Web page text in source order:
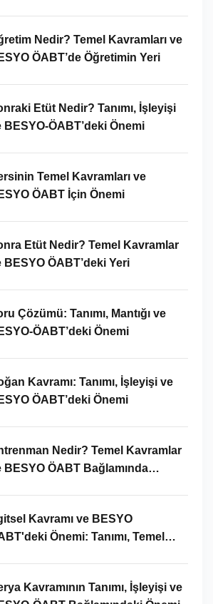
Nedir? Temel Kavramları ve
ÖABT’de Öğretimin Yeri
Etüt Nedir? Tanımı, İşleyişi
BESYO-ÖABT’deki Önemi
Temel Kavramları ve
ÖABT İçin Önemi
Etüt Nedir? Temel Kavramlar
BESYO ÖABT’deki Yeri
Çözümü: Tanımı, Mantığı ve
ÖABT’deki Önemi
Kavramı: Tanımı, İşleyişi ve
ÖABT’deki Önemi
Nedir? Temel Kavramlar
BESYO ÖABT Bağlamında
Kavramı ve BESYO
Önemi: Tanımı, Temel
Kavramının Tanımı, İşleyişi ve